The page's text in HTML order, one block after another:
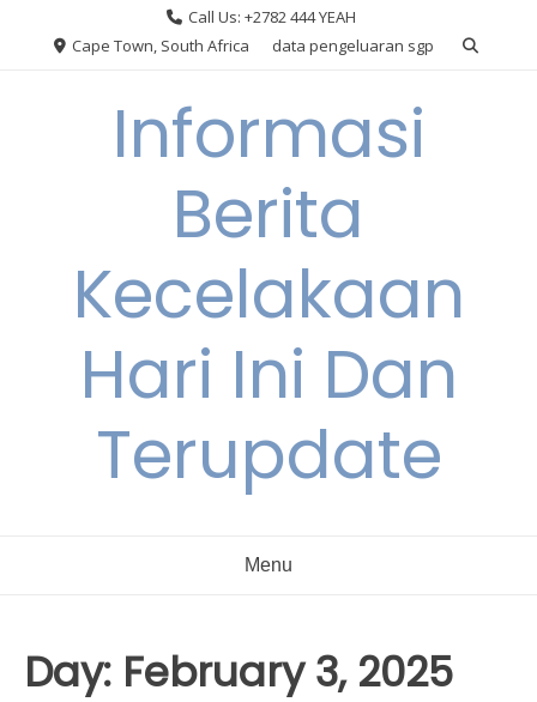
Call Us: +2782 444 YEAH
Cape Town, South Africa
data pengeluaran sgp
Informasi
Berita
Kecelakaan
Hari Ini Dan
Terupdate
Menu
Day: February 3, 2025